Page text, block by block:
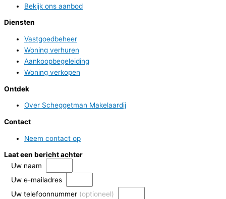
Bekijk ons aanbod
Diensten
Vastgoedbeheer
Woning verhuren
Aankoopbegeleiding
Woning verkopen
Ontdek
Over Scheggetman Makelaardij
Contact
Neem contact op
Laat een bericht achter
Uw naam
Uw e-mailadres
Uw telefoonnummer (optioneel)